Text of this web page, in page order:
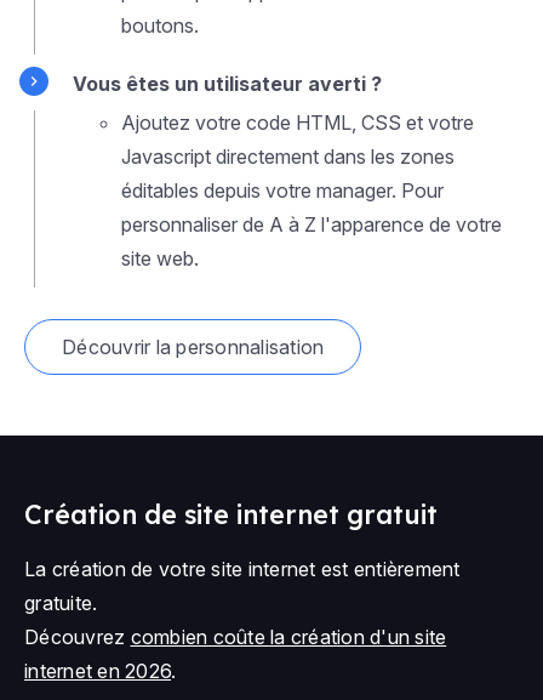
boutons.
Vous êtes un utilisateur averti ?
Ajoutez votre code HTML, CSS et votre
Javascript directement dans les zones
éditables depuis votre manager. Pour
personnaliser de A à Z l'apparence de votre
site web.
Découvrir la personnalisation
Création de site internet gratuit
La création de votre site internet est entièrement
gratuite.
Découvrez combien coûte la création d'un site
internet en 2026.